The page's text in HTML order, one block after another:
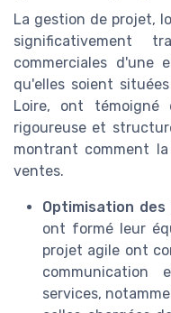
La gestion de projet,
significativement
commerciales d'une
qu'elles soient
Loire, ont témoigné
rigoureuse et
montrant comment
ventes.
Optimisation des
ont formé leur
projet agile ont
services,